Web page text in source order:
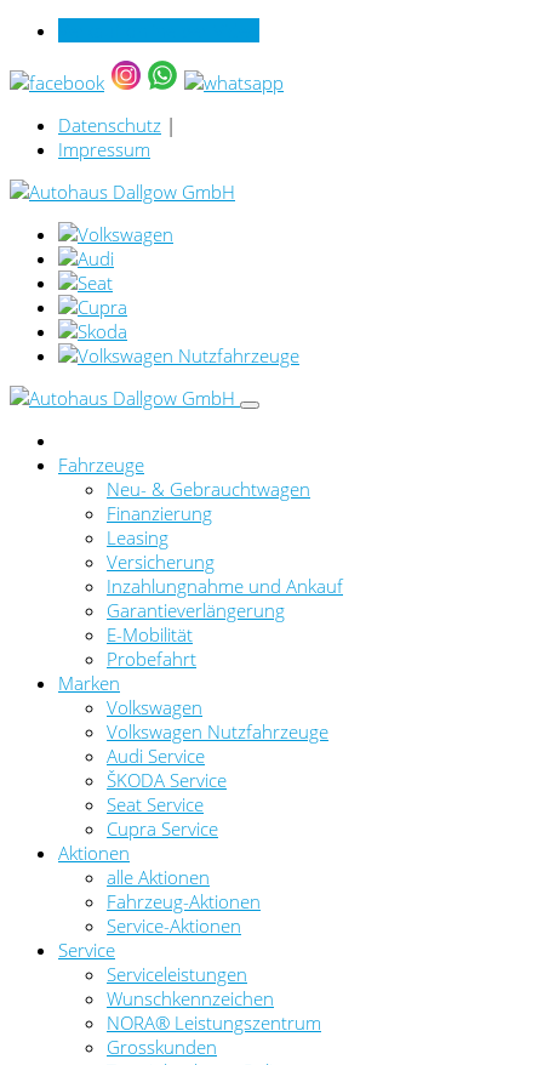
Datenschutz |
Impressum
Fahrzeuge
Neu- & Gebrauchtwagen
Finanzierung
Leasing
Versicherung
Inzahlungnahme und Ankauf
Garantieverlängerung
E-Mobilität
Probefahrt
Marken
Volkswagen
Volkswagen Nutzfahrzeuge
Audi Service
ŠKODA Service
Seat Service
Cupra Service
Aktionen
alle Aktionen
Fahrzeug-Aktionen
Service-Aktionen
Service
Serviceleistungen
Wunschkennzeichen
NORA® Leistungszentrum
Grosskunden